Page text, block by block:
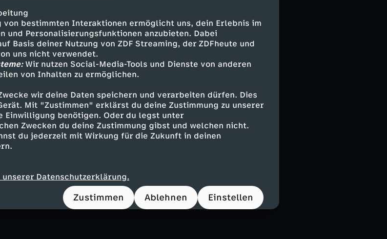
von bestimmten Interaktionen ermöglicht uns, dein Erlebnis im
und Personalisierungsfunktionen anzubieten. Dabei
Basis deiner Nutzung von ZDF Streaming, der ZDFheute und
uns nicht verwendet.
Wir nutzen Social-Media-Tools und Dienste von anderen
von Inhalten zu ermöglichen.
wir deine Daten speichern und verarbeiten dürfen. Dies
Mit "Zustimmen" erklärst du deine Zustimmung zu unserer
Einwilligung benötigen. Oder du legst unter
Zwecken du deine Zustimmung gibst und welchen nicht.
du jederzeit mit Wirkung für die Zukunft in deinen
Datenschutzerklärung.
Zustimmen Ablehnen Einstellen
Van Khache
Robin